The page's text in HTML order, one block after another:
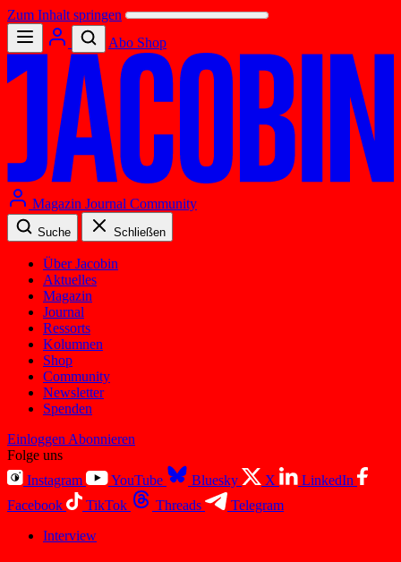
Zum Inhalt springen
Abo Shop
Magazin Journal Community
Suche Schließen
Über Jacobin
Aktuelles
Magazin
Journal
Ressorts
Kolumnen
Shop
Community
Newsletter
Spenden
Einloggen Abonnieren
Folge uns
Instagram
YouTube Bluesky X
LinkedIn
Facebook
TikTok Threads
Telegram
Interview